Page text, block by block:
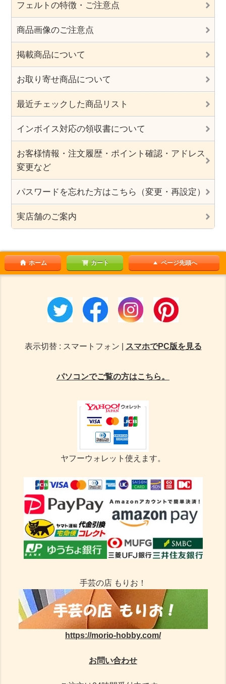
フェルトの特徴・ご注意点
商品画像のご注意点
掲載商品について
お取り寄せ商品について
最近チェックした商品リスト
インボイス対応の領収書について
お客様情報・注文履歴・ポイント確認・アドレス
変更など
パスワードを忘れた方はこちら（変更・再設定）
実店舗のご案内
ホーム カート ページ先頭へ
表示切替 : スマートフォン | スマホでPC版を見る
パソコンでご覧の方はこちら。
ヤフーウォレット使えます。
手芸の店 もりお！
https://morio-hobby.com/
お問い合わせ